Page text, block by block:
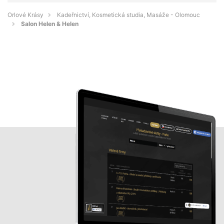
Orlové Krásy
Kadeřnictví, Kosmetická studia, Masáže - Olomouc
Salon Helen & Helen